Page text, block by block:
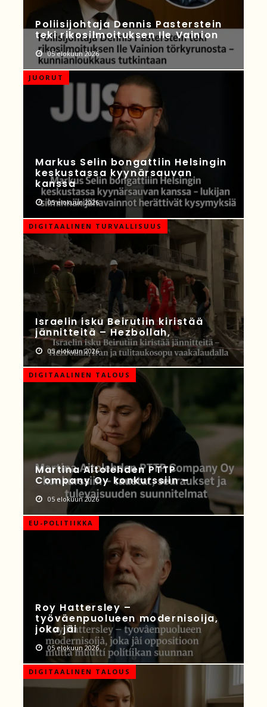
Poliisijohtaja Dennis Pasterstein
teki rikosilmoituksen Ile Vainion
05 elokuun 2026
JUORUT
Markus Selin bongattiin Helsingin
keskustassa kyynärsauvan
kanssa
05 elokuun 2026
DIGITAALINEN TURVALLISUUS
Israelin isku Beirutiin kiristää
jännitteitä – Hezbollah,
05 elokuun 2026
DIGITAALINEN TALOUS
Martina Aitolehden PTTP
Company Oy konkurssiin –
05 elokuun 2026
EU-POLITIIKKA
Roy Hattersley –
työväenpuolueen modernisoija,
joka jäi
05 elokuun 2026
DIGITAALINEN TALOUS